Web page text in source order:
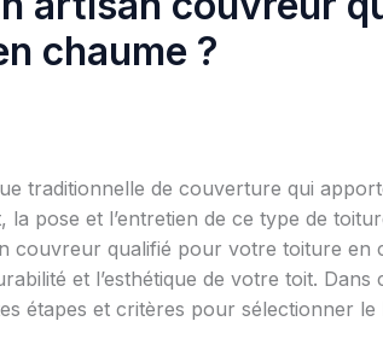
chaume ?
traditionnelle de couverture qui
pose et l’entretien de ce type de
couvreur qualifié pour votre toiture en
et l’esthétique de votre toit. Dans
étapes et critères pour sélectionner